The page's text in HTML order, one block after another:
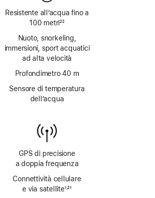
Resistente all’acqua fino a
100 metri22
Nuoto, snorkeling,
immersioni, sport acquatici
ad alta velocità
Profondimetro 40 m
Sensore di temperatura
dell’acqua
GPS di precisione
a doppia frequenza
Connettività cellulare
e via satellite1,21